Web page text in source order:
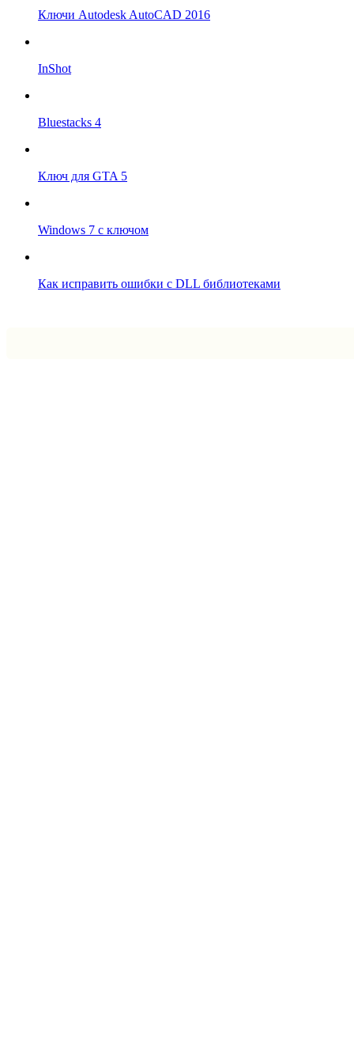
Ключи Autodesk AutoCAD 2016
InShot
Bluestacks 4
Ключ для GTA 5
Windows 7 с ключом
Как исправить ошибки с DLL библиотеками